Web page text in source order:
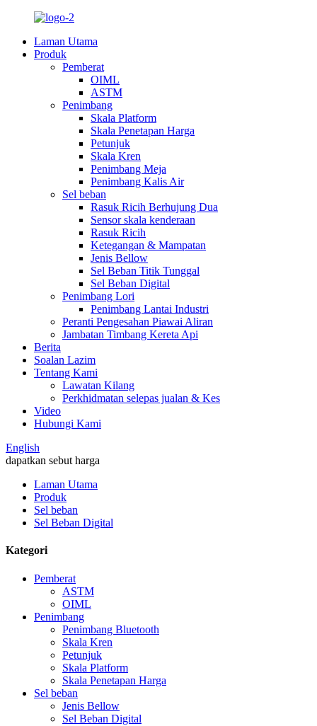
Laman Utama
Produk
Pemberat
OIML
ASTM
Penimbang
Skala Platform
Skala Penetapan Harga
Petunjuk
Skala Kren
Penimbang Meja
Penimbang Kalis Air
Sel beban
Rasuk Ricih Berhujung Dua
Sensor skala kenderaan
Rasuk Ricih
Ketegangan & Mampatan
Jenis Bellow
Sel Beban Titik Tunggal
Sel Beban Digital
Penimbang Lori
Penimbang Lantai Industri
Peranti Pengesahan Piawai Aliran
Jambatan Timbang Kereta Api
Berita
Soalan Lazim
Tentang Kami
Lawatan Kilang
Perkhidmatan selepas jualan & Kes
Video
Hubungi Kami
English
dapatkan sebut harga
Laman Utama
Produk
Sel beban
Sel Beban Digital
Kategori
Pemberat
ASTM
OIML
Penimbang
Penimbang Bluetooth
Skala Kren
Petunjuk
Skala Platform
Skala Penetapan Harga
Sel beban
Jenis Bellow
Sel Beban Digital